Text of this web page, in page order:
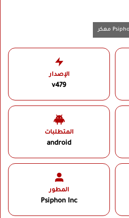
الإصدار
v479
المتطلبات
android
المطور
Psiphon Inc